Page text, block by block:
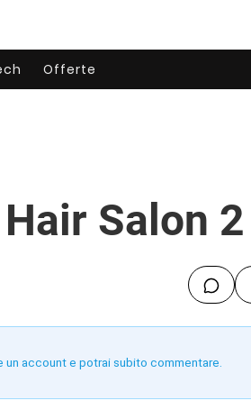
Offerte
Salon 2
account e potrai subito commentare.